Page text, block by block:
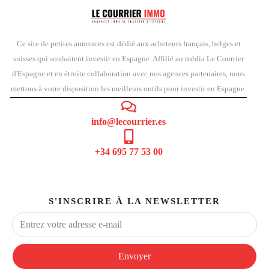
Ce site de petites annonces est dédié aux acheteurs français, belges et
suisses qui souhaitent investir en Espagne. Affilié au média Le Courrier
d'Espagne et en étroite collaboration avec nos agences partenaires, nous
mettons à votre disposition les meilleurs outils pour investir en Espagne.
info@lecourrier.es
+34 695 77 53 00
S'INSCRIRE À LA NEWSLETTER
Envoyer